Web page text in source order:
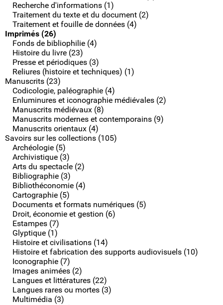
Recherche d'informations (1)
Traitement du texte et du document (2)
Traitement et fouille de données (4)
Imprimés (26)
Fonds de bibliophilie (4)
Histoire du livre (23)
Presse et périodiques (3)
Reliures (histoire et techniques) (1)
Manuscrits (23)
Codicologie, paléographie (4)
Enluminures et iconographie médiévales (2)
Manuscrits médiévaux (8)
Manuscrits modernes et contemporains (9)
Manuscrits orientaux (4)
Savoirs sur les collections (105)
Archéologie (5)
Archivistique (3)
Arts du spectacle (2)
Bibliographie (3)
Bibliothéconomie (4)
Cartographie (5)
Documents et formats numériques (5)
Droit, économie et gestion (6)
Estampes (7)
Glyptique (1)
Histoire et civilisations (14)
Histoire et fabrication des supports audiovisuels (10)
Iconographie (7)
Images animées (2)
Langues et littératures (22)
Langues rares ou mortes (3)
Multimédia (3)